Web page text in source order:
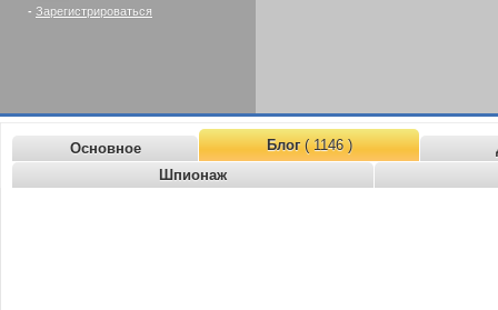
- Зарегистрироваться
Основное Блог( 1146 )
Шпионаж